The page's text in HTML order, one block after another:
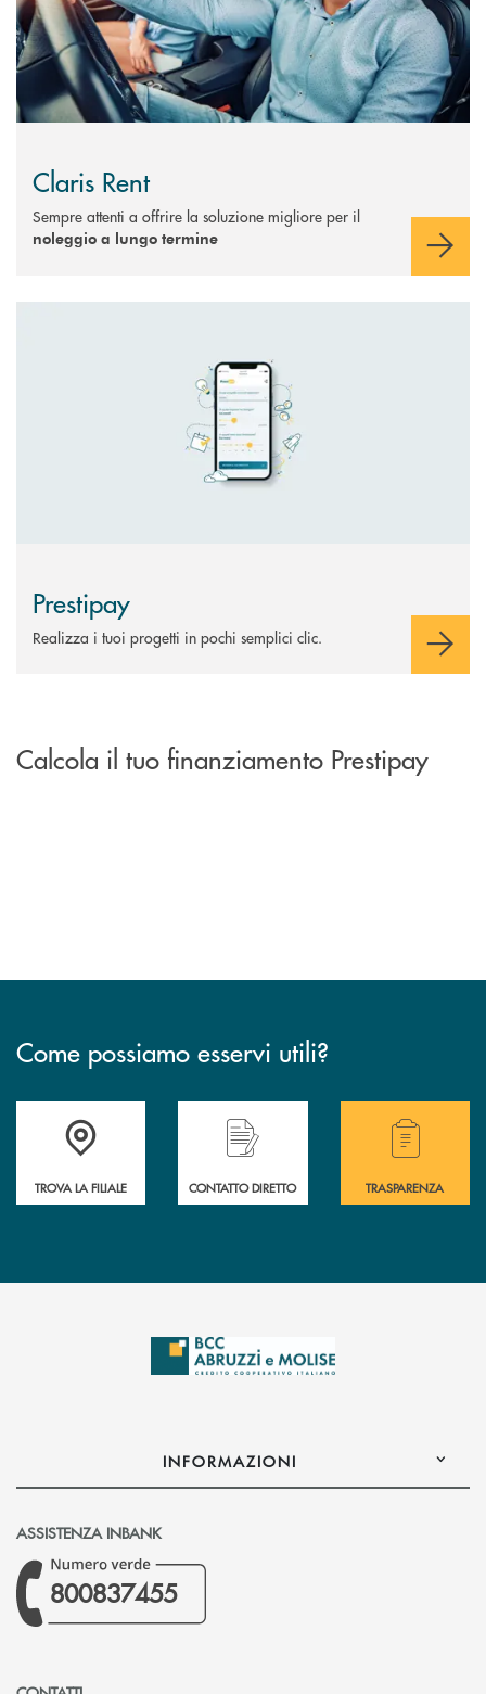
Claris Rent
Sempre attenti a offrire la soluzione migliore per il
noleggio a lungo termine
Prestipay
Realizza i tuoi progetti in pochi semplici clic.
Calcola il tuo finanziamento Prestipay
Come possiamo esservi utili?
Accedi all' elenco completo delle filiali .
TROVA LA FILIALE CONTATTO DIRETTO
Hai bisogno di
TRASPARENZA
INFORMAZIONI
ASSISTENZA INBANK
800837455